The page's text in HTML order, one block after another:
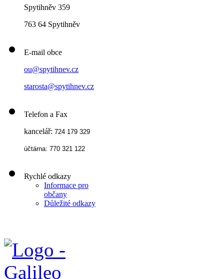
Spytihněv 359
763 64 Spytihněv
E-mail obce
ou@spytihnev.cz
starosta@spytihnev.cz
Telefon a Fax
kancelář: 724 179 329
účtárna: 770 321 122
Rychlé odkazy
Informace pro
občany
Důležité odkazy